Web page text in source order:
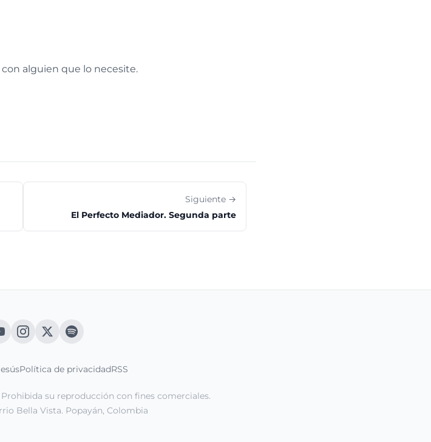
alguien que lo necesite.
Siguiente →
El Perfecto Mediador. Segunda parte
Política de privacidadRSS
su reproducción con fines comerciales.
Bella Vista. Popayán, Colombia